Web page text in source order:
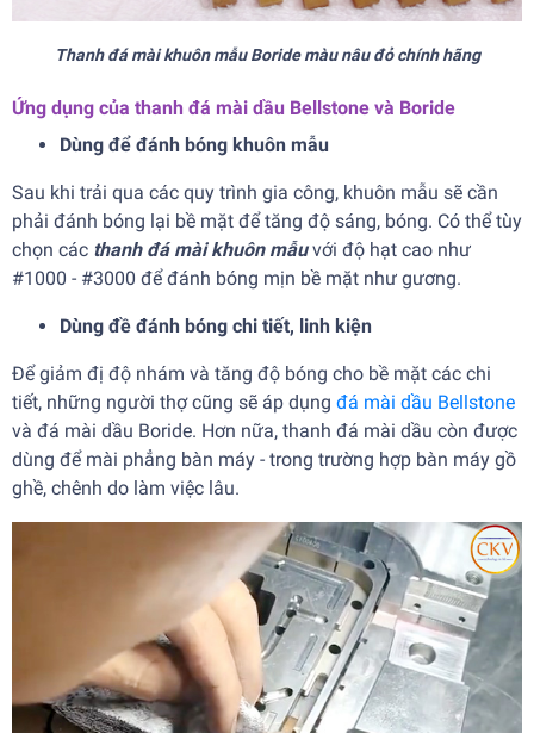
Thanh đá mài khuôn mẫu Boride màu nâu đỏ chính hãng
Ứng dụng của thanh đá mài dầu Bellstone và Boride
Dùng để đánh bóng khuôn mẫu
Sau khi trải qua các quy trình gia công, khuôn mẫu sẽ cần
phải đánh bóng lại bề mặt để tăng độ sáng, bóng. Có thể tùy
chọn các thanh đá mài khuôn mẫuvới độ hạt cao như
#1000 - #3000 để đánh bóng mịn bề mặt như gương.
Dùng đề đánh bóng chi tiết, linh kiện
Để giảm đị độ nhám và tăng độ bóng cho bề mặt các chi
tiết, những người thợ cũng sẽ áp dụng đá mài dầu Bellstone
và đá mài dầu Boride. Hơn nữa, thanh đá mài dầu còn được
dùng để mài phẳng bàn máy - trong trường hợp bàn máy gồ
ghề, chênh do làm việc lâu.